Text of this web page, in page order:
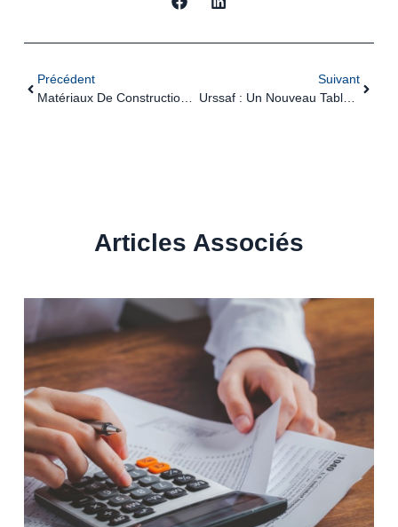
Précédent
Matériaux De Construction : Les Organismes Notifiés Veillent
Suivant
Urssaf : Un Nouveau Tableau De Bord Pour Faciliter Le Travail Des Tiers-Déclarants
Articles Associés